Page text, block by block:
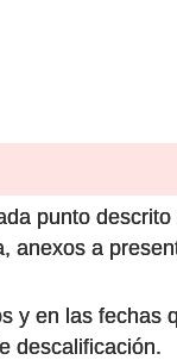
punto
anexos a
y en las fechas
descalificación.